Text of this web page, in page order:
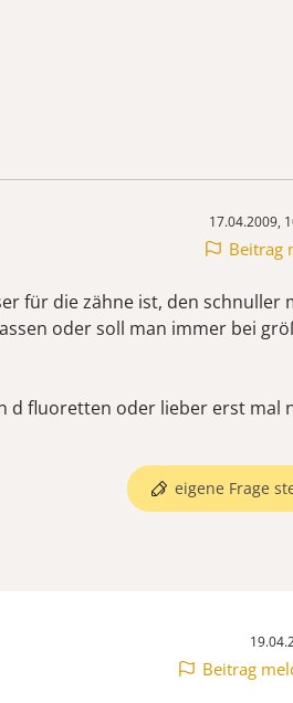
17.04.2009,
Beitrag
für die zähne ist, den schnuller
oder soll man immer bei
d fluoretten oder lieber erst mal
eigene Frage
Beitrag